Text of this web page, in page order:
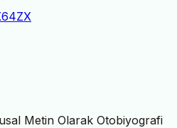
Metin Olarak Otobiyografi